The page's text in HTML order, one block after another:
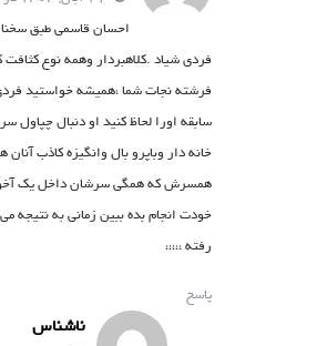
احسان قاسمی طبق
فردی شیاد .کلاهبردار وهمه نوع کثافت
فرشته نجات شما ،همیشه خواستید
سابقه اورا لحاظ کنید او دنبال چپاول
خانه دار وباپرو بال وانگیزه کاذب
همسرش که همگی سرشان داخل یک
خودت انجام بده ببین زمانی به
رفته ،،،،،
پاسخ
ناشناس